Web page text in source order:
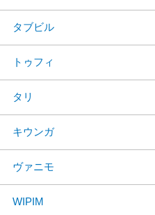
タブビル
トゥフィ
タリ
キウンガ
ヴァニモ
WIPIM